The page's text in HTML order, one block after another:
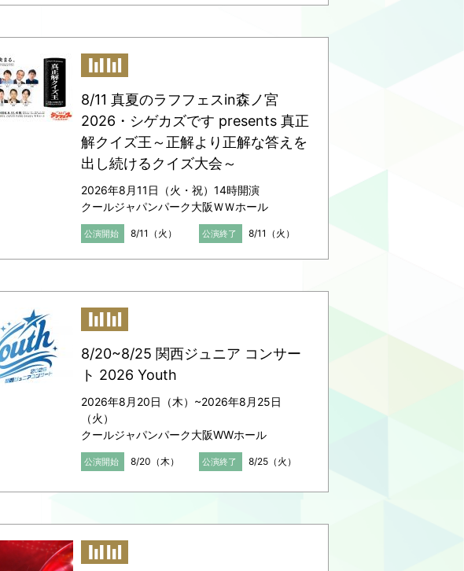
8/11 真夏のラフフェスin森ノ宮
2026・シゲカズです presents 真正
解クイズ王～正解より正解な答えを
出し続けるクイズ大会～
2026年8月11日（火・祝）14時開演
クールジャパンパーク大阪ＷＷホール
公演開始 8/11（火） 公演終了 8/11（火）
8/20~8/25 関西ジュニア コンサー
ト 2026 Youth
2026年8月20日（木）~2026年8月25日
（火）
クールジャパンパーク大阪WWホール
公演開始 8/20（木） 公演終了 8/25（火）